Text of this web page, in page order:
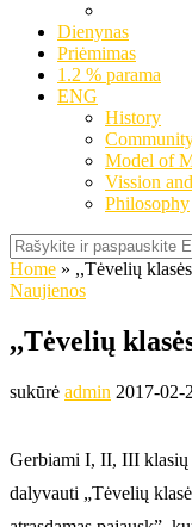
Dienynas
Priėmimas
1.2 % parama
ENG
History
Model of
Vission
Philosophy
Home » ,,Tėvelių
Naujienos
,,Tėvelių
sukūrė admin 2017-02-
Gerbiami I, II, III klasių
dalyvauti „Tėvelių